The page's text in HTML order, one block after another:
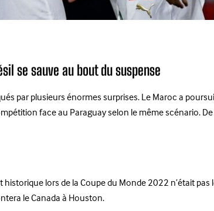
se sauve au bout du suspense
par plusieurs énormes surprises. Le Maroc a
face au Paraguay selon le même scénario.
lors de la Coupe du Monde 2022 n’était
le Canada à Houston.